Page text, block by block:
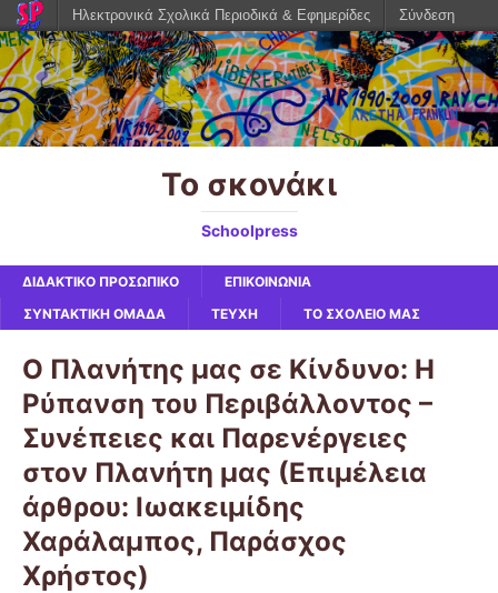
Το σκονάκι
Schoolpress
ΔΙΔΑΚΤΙΚΟ ΠΡΟΣΩΠΙΚΟ
ΕΠΙΚΟΙΝΩΝΙΑ
ΣΥΝΤΑΚΤΙΚΗ ΟΜΑΔΑ
ΤΕΥΧΗ ΤΟ ΣΧΟΛΕΙΟ ΜΑΣ
Ο Πλανήτης μας σε Κίνδυνο: Η
Ρύπανση του Περιβάλλοντος –
Συνέπειες και Παρενέργειες
στον Πλανήτη μας (Επιμέλεια
άρθρου: Ιωακειμίδης
Χαράλαμπος, Παράσχος
Χρήστος)
Ηλεκτρονικά Σχολικά Περιοδικά & Εφημερίδες Σύνδεση